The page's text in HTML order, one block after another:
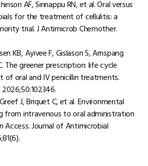
AF, Sinnappu RN, et al. Oral versus
for the treatment of cellulitis: a
trial. J Antimicrob Chemother.
KB, Ayivee F, Gislason S, Arnspang
The greener prescription: life cycle
of oral and IV penicillin treatments.
J, Briquet C, et al. Environmental
intravenous to oral administration
Journal of Antimicrobial